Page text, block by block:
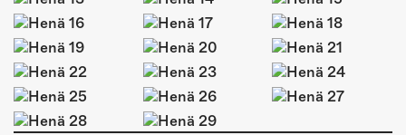
INFOS
KONTAKT
ÜBER UNS